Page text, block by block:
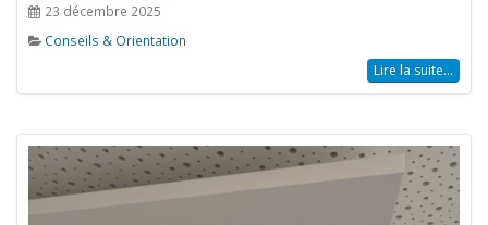
23 décembre 2025
Conseils & Orientation
Lire la suite...